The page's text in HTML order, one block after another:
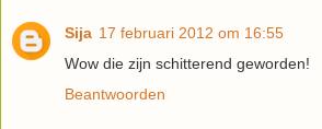
Sija 17 februari 2012 om 16:55
Wow die zijn schitterend geworden!
Beantwoorden